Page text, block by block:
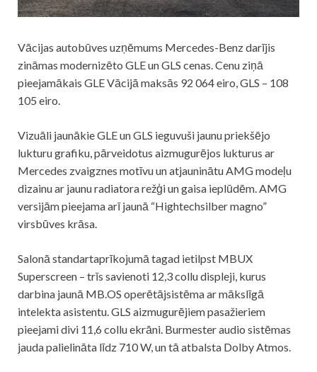
Vācijas autobūves uzņēmums Mercedes-Benz darījis
zināmas modernizēto GLE un GLS cenas. Cenu ziņā
pieejamākais GLE Vācijā maksās 92 064 eiro, GLS – 108
105 eiro.
Vizuāli jaunākie GLE un GLS ieguvuši jaunu priekšējo
lukturu grafiku, pārveidotus aizmugurējos lukturus ar
Mercedes zvaigznes motīvu un atjauninātu AMG modeļu
dizainu ar jaunu radiatora režģi un gaisa ieplūdēm. AMG
versijām pieejama arī jaunā “Hightechsilber magno”
virsbūves krāsa.
Salonā standartaprīkojumā tagad ietilpst MBUX
Superscreen – trīs savienoti 12,3 collu displeji, kurus
darbina jaunā MB.OS operētājsistēma ar mākslīgā
intelekta asistentu. GLS aizmugurējiem pasažieriem
pieejami divi 11,6 collu ekrāni. Burmester audio sistēmas
jauda palielināta līdz 710 W, un tā atbalsta Dolby Atmos.